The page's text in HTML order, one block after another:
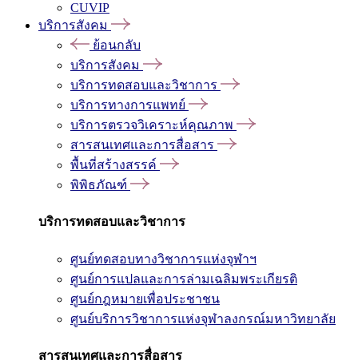
CUVIP
บริการสังคม
ย้อนกลับ
บริการสังคม
บริการทดสอบและวิชาการ
บริการทางการแพทย์
บริการตรวจวิเคราะห์คุณภาพ
สารสนเทศและการสื่อสาร
พื้นที่สร้างสรรค์
พิพิธภัณฑ์
บริการทดสอบและวิชาการ
ศูนย์ทดสอบทางวิชาการแห่งจุฬาฯ
ศูนย์การแปลและการล่ามเฉลิมพระเกียรติ
ศูนย์กฎหมายเพื่อประชาชน
ศูนย์บริการวิชาการแห่งจุฬาลงกรณ์มหาวิทยาลัย
สารสนเทศและการสื่อสาร